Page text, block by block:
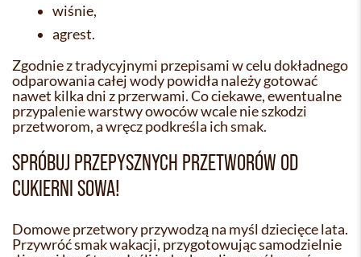
wiśnie,
agrest.
Zgodnie z tradycyjnymi przepisami w celu dokładnego
odparowania całej wody powidła należy gotować
nawet kilka dni z przerwami. Co ciekawe, ewentualne
przypalenie warstwy owoców wcale nie szkodzi
przetworom, a wręcz podkreśla ich smak.
SPRÓBUJ PRZEPYSZNYCH PRZETWORÓW OD
CUKIERNI SOWA!
Domowe przetwory przywodzą na myśl dziecięce lata.
Przywróć smak wakacji, przygotowując samodzielnie